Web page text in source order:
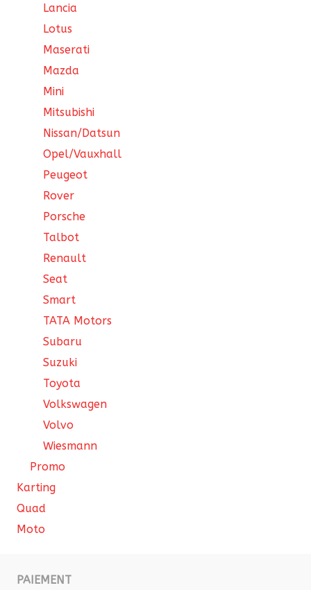
Lancia
Lotus
Maserati
Mazda
Mini
Mitsubishi
Nissan/Datsun
Opel/Vauxhall
Peugeot
Rover
Porsche
Talbot
Renault
Seat
Smart
TATA Motors
Subaru
Suzuki
Toyota
Volkswagen
Volvo
Wiesmann
Promo
Karting
Quad
Moto
PAIEMENT